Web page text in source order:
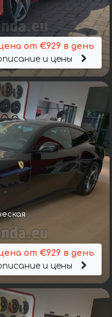
от €929 в день
и цены
от €929 в день
и цены